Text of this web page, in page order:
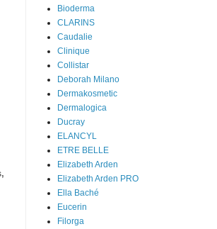
Bioderma
CLARINS
Caudalie
Clinique
Collistar
Deborah Milano
Dermakosmetic
Dermalogica
Ducray
ELANCYL
ETRE BELLE
Elizabeth Arden
Elizabeth Arden PRO
Ella Baché
Eucerin
Filorga